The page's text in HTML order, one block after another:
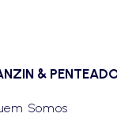
&
Somos